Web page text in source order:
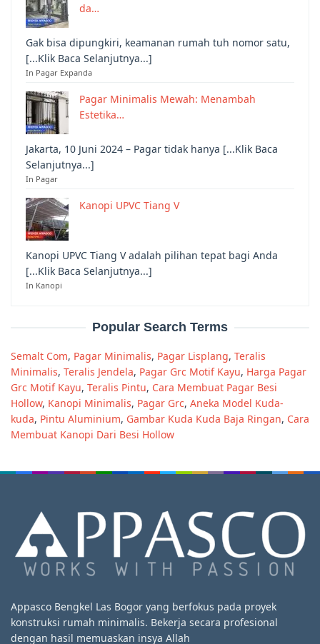
da…
Gak bisa dipungkiri, keamanan rumah tuh nomor satu,
[...Klik Baca Selanjutnya...]
In Pagar Expanda
Pagar Minimalis Mewah: Menambah
Estetika…
Jakarta, 10 Juni 2024 – Pagar tidak hanya [...Klik Baca
Selanjutnya...]
In Pagar
Kanopi UPVC Tiang V
Kanopi UPVC Tiang V adalah pilihan tepat bagi Anda
[...Klik Baca Selanjutnya...]
In Kanopi
Popular Search Terms
Semalt Com, Pagar Minimalis, Pagar Lisplang, Teralis
Minimalis, Teralis Jendela, Pagar Grc Motif Kayu, Harga Pagar
Grc Motif Kayu, Teralis Pintu, Cara Membuat Pagar Besi
Hollow, Kanopi Minimalis, Pagar Grc, Aneka Model Kuda-
kuda, Pintu Aluminium, Gambar Kuda Kuda Baja Ringan, Cara
Membuat Kanopi Dari Besi Hollow
Appasco Bengkel Las Bogor yang berfokus pada proyek
konstruksi rumah minimalis. Bekerja secara profesional
dengan hasil memuaskan insya Allah